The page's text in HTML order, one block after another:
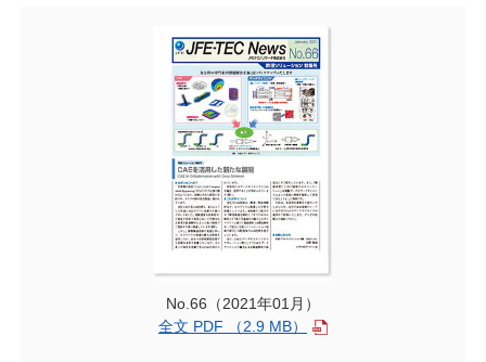
No.66（2021年01月）
全文 PDF （2.9 MB）